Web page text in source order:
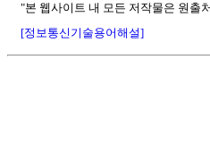
"본 웹사이트 내 모든 저작물은 원출
[정보통신기술용어해설]